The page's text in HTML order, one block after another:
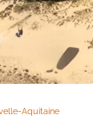
Aquitaine